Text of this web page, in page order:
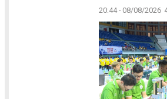
20:44 - 08/08/2026